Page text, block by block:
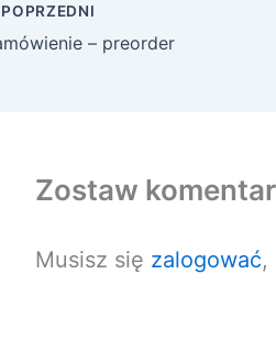
– preorder
Zostaw
Musisz się zalogować,